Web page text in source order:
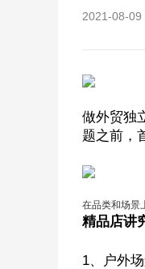
2021-08-09
做外贸独
题之前，
在品类和场景
精品店讲
1、户外